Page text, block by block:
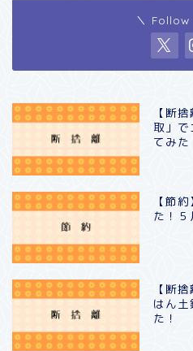
＼ Follow
【断
取」で
てみた
【節
た！
【断
はん
た！